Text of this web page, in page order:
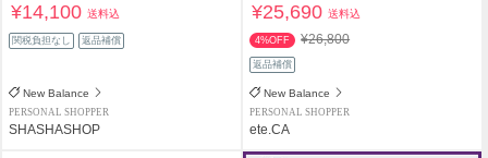
¥14,100送料込
関税負担なし 返品補償
New Balance
PERSONAL SHOPPER
SHASHASHOP
¥25,690送料込
4%OFF ¥26,800
返品補償
New Balance
PERSONAL SHOPPER
ete.CA